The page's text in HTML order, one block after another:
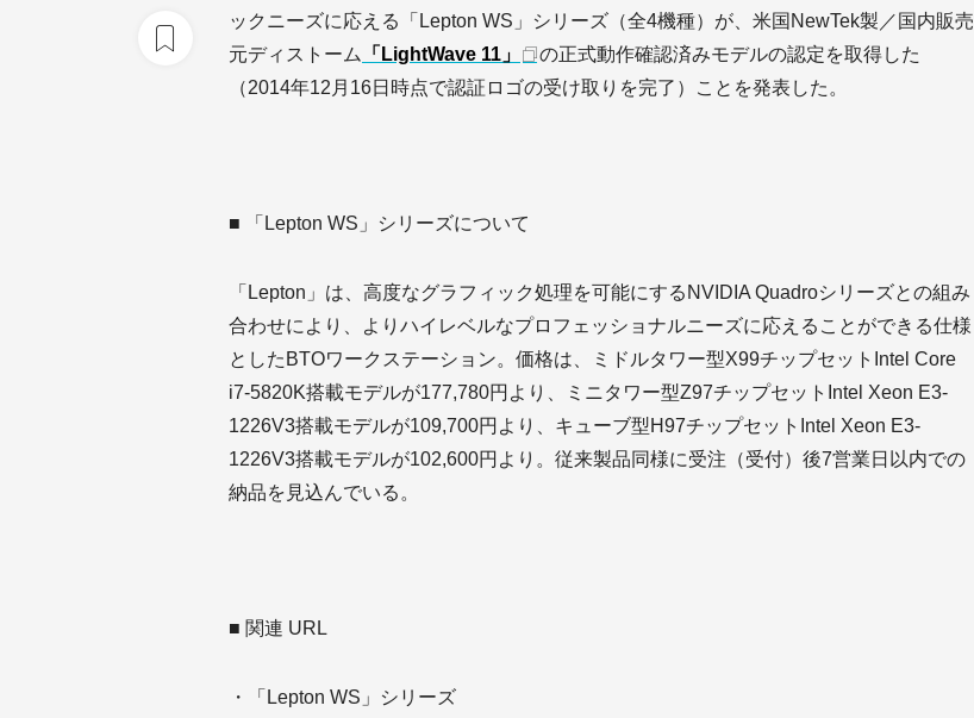
ックニーズに応える「Lepton WS」シリーズ（全4機種）が、米国NewTek製／国内販売
元ディストーム
「LightWave 11」
の正式動作確認済みモデルの認定を取得した
（2014年12月16日時点で認証ロゴの受け取りを完了）ことを発表した。
■ 「Lepton WS」シリーズについて
「Lepton」は、高度なグラフィック処理を可能にするNVIDIA Quadroシリーズとの組み
合わせにより、よりハイレベルなプロフェッショナルニーズに応えることができる仕様
としたBTOワークステーション。価格は、ミドルタワー型X99チップセットIntel Core
i7-5820K搭載モデルが177,780円より、ミニタワー型Z97チップセットIntel Xeon E3-
1226V3搭載モデルが109,700円より、キューブ型H97チップセットIntel Xeon E3-
1226V3搭載モデルが102,600円より。従来製品同様に受注（受付）後7営業日以内での
納品を見込んでいる。
■ 関連 URL
・「Lepton WS」シリーズ